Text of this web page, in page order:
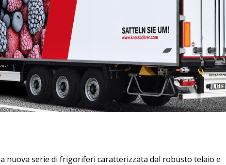
nuova serie di frigoriferi caratterizzata dal robusto telaio e